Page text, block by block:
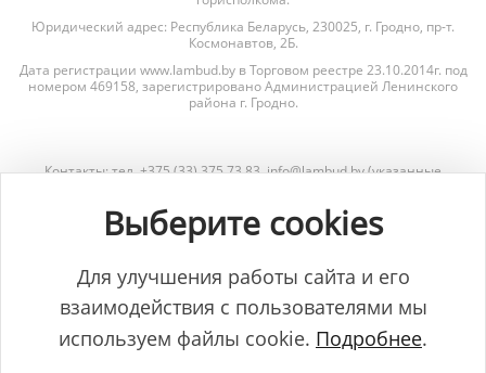
Юридический адрес: Республика Беларусь, 230025, г. Гродно, пр-т.
Космонавтов, 2Б.
Дата регистрации www.lambud.by в Торговом реестре 23.10.2014г. под
номером 469158, зарегистрировано Администрацией Ленинского
района г. Гродно.
Контакты: тел. +375 (33) 375 73 83, info@lambud.by (указанные
Контакты Отдела торговли и услуг Гродненского горисполкома для
рассмотрения обращений покупателей: тел. +375 (152) 62-69-67, +375
Выберите cookies
Для улучшения работы сайта и его
взаимодействия с пользователями мы
используем файлы cookie. Подробнее.